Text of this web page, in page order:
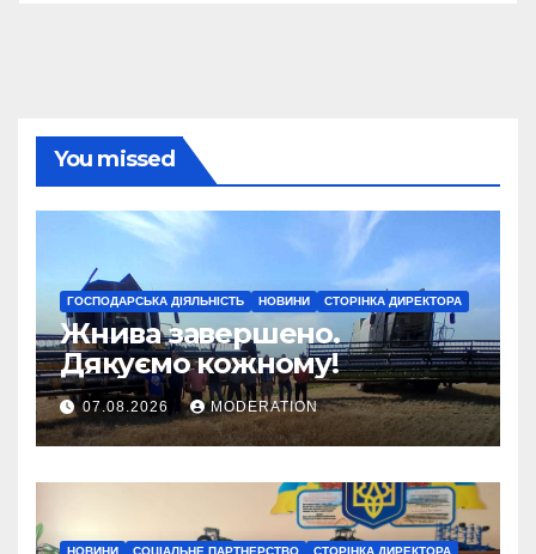
You missed
ГОСПОДАРСЬКА ДІЯЛЬНІСТЬ НОВИНИ СТОРІНКА ДИРЕКТОРА
Жнива завершено.
Дякуємо кожному!
07.08.2026 MODERATION
НОВИНИ СОЦІАЛЬНЕ ПАРТНЕРСТВО
СТОРІНКА ДИРЕКТОРА